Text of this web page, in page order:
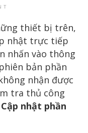
thiết bị trên,
nhật trực tiếp
nhấn vào thông
bản phần
nhận được
tra thủ công
nhật phần